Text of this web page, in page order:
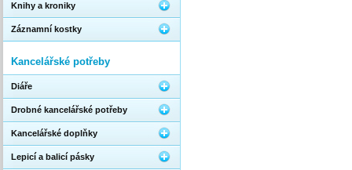
Knihy a kroniky
Záznamní kostky
Kancelářské potřeby
Diáře
Drobné kancelářské potřeby
Kancelářské doplňky
Lepicí a balicí pásky